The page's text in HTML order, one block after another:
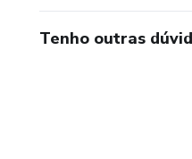
Tenho outras